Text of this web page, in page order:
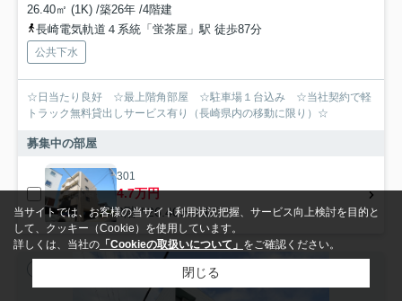
26.40㎡ (1K) /築26年 /4階建
長崎電気軌道４系統「蛍茶屋」駅 徒歩87分
公共下水
☆日当たり良好 ☆最上階角部屋 ☆駐車場１台込み ☆当社契約で軽
トラック無料貸出しサービス有り（長崎県内の移動に限り）☆
募集中の部屋
301
4.7万円
3階 / 26.40㎡ / 1K
当サイトでは、お客様の当サイト利用状況把握、サービス向上検討を目的と
して、クッキー（Cookie）を使用しています。
詳しくは、当社の 「Cookieの取扱いについて」 をご確認ください。
閉じる